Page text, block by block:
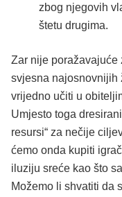
zbog njegovih
štetu drugima.
Zar nije
svjesna najosnovnijih
vrijedno učiti u
Umjesto toga
resursi“ za nečije
ćemo onda kupiti
iluziju sreće kao što
Možemo li shvatiti da